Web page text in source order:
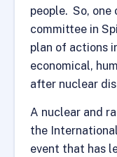
people. So, one
committee in
plan of actions
economical,
after nuclear
A nuclear and
the
event that has